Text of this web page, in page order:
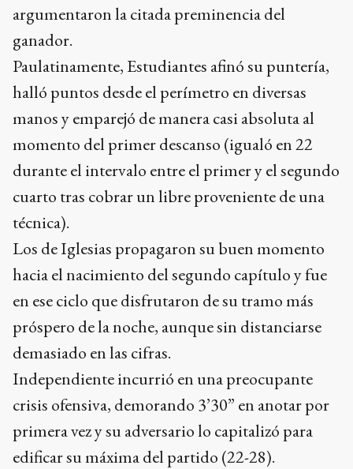
argumentaron la citada preminencia del
ganador.
Paulatinamente, Estudiantes afinó su puntería,
halló puntos desde el perímetro en diversas
manos y emparejó de manera casi absoluta al
momento del primer descanso (igualó en 22
durante el intervalo entre el primer y el segundo
cuarto tras cobrar un libre proveniente de una
técnica).
Los de Iglesias propagaron su buen momento
hacia el nacimiento del segundo capítulo y fue
en ese ciclo que disfrutaron de su tramo más
próspero de la noche, aunque sin distanciarse
demasiado en las cifras.
Independiente incurrió en una preocupante
crisis ofensiva, demorando 3’30” en anotar por
primera vez y su adversario lo capitalizó para
edificar su máxima del partido (22-28).